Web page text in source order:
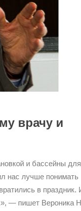
врачу и
и бассейны для
нас лучше понимать
в
— пишет Вероника